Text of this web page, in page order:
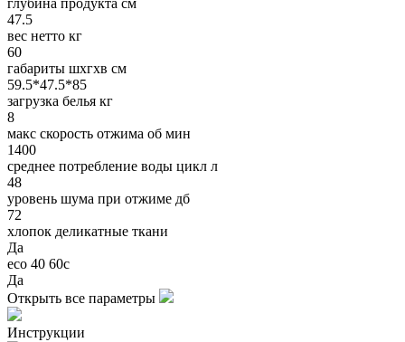
глубина продукта см
47.5
вес нетто кг
60
габариты шхгхв см
59.5*47.5*85
загрузка белья кг
8
макс скорость отжима об мин
1400
среднее потребление воды цикл л
48
уровень шума при отжиме дб
72
хлопок деликатные ткани
Да
eco 40 60с
Да
Открыть все параметры
Инструкции